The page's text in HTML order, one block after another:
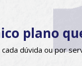
plano
dúvida ou por